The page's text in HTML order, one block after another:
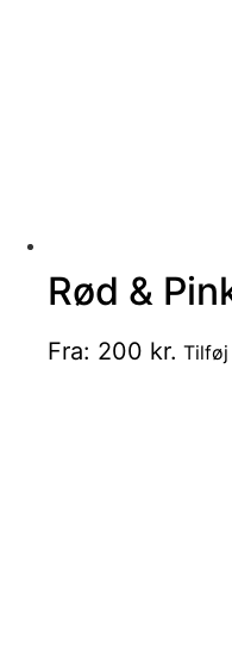
Rød &
Fra: 200 kr.